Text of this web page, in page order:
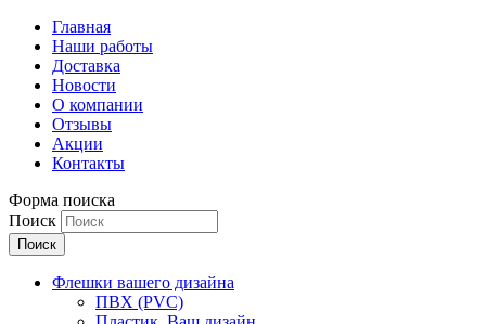
Главная
Наши работы
Доставка
Новости
О компании
Отзывы
Акции
Контакты
Форма поиска
Поиск
Флешки вашего дизайна
ПВХ (PVC)